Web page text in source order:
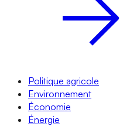
Politique agricole
Environnement
Économie
Énergie